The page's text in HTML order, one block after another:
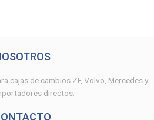
cajas de cambios ZF, Volvo, Mercedes y
directos.